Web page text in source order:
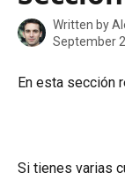
Written by
September
En esta sección
Si tienes varias